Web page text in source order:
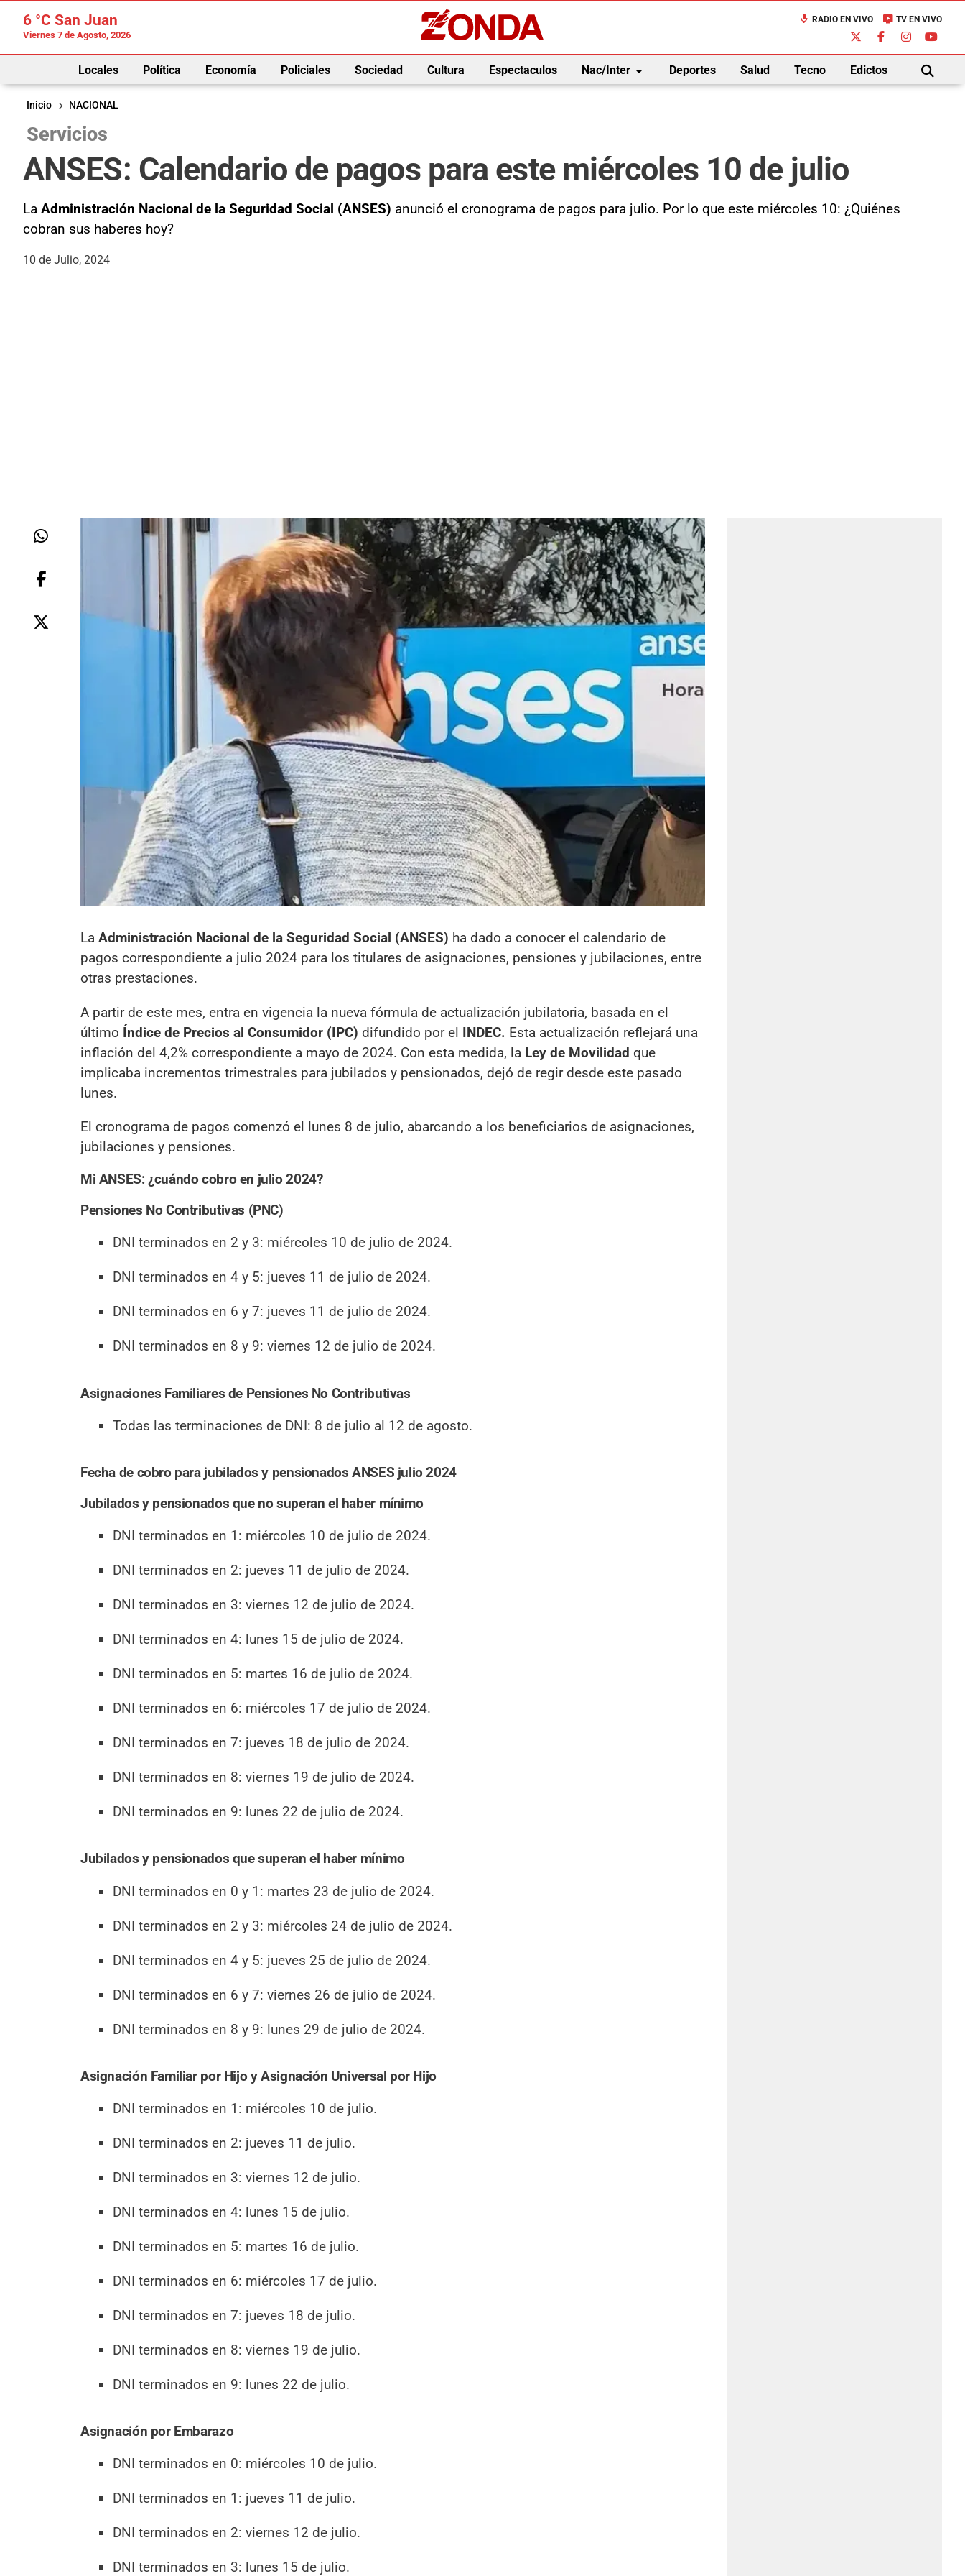
6 °C San Juan
Viernes 7 de Agosto, 2026
mic RADIO EN VIVO live_tv TV EN VIVO
Locales Política Economía Policiales Sociedad Cultura Espectaculos Nac/Interarrow_drop_down Deportes Salud Tecno Edictos
BUSCAR
Inicio
NACIONAL
Servicios
ANSES: Calendario de pagos para este miércoles 10 de julio
La Administración Nacional de la Seguridad Social (ANSES) anunció el cronograma de pagos para julio. Por lo que este miércoles 10: ¿Quiénes
cobran sus haberes hoy?
10 de Julio, 2024
La Administración Nacional de la Seguridad Social (ANSES) ha dado a conocer el calendario de
pagos correspondiente a julio 2024 para los titulares de asignaciones, pensiones y jubilaciones, entre
otras prestaciones.
A partir de este mes, entra en vigencia la nueva fórmula de actualización jubilatoria, basada en el
último Índice de Precios al Consumidor (IPC) difundido por el INDEC. Esta actualización reflejará una
inflación del 4,2% correspondiente a mayo de 2024. Con esta medida, la Ley de Movilidad que
implicaba incrementos trimestrales para jubilados y pensionados, dejó de regir desde este pasado
lunes.
El cronograma de pagos comenzó el lunes 8 de julio, abarcando a los beneficiarios de asignaciones,
jubilaciones y pensiones.
Mi ANSES: ¿cuándo cobro en julio 2024?
Pensiones No Contributivas (PNC)
DNI terminados en 2 y 3: miércoles 10 de julio de 2024.
DNI terminados en 4 y 5: jueves 11 de julio de 2024.
DNI terminados en 6 y 7: jueves 11 de julio de 2024.
DNI terminados en 8 y 9: viernes 12 de julio de 2024.
Asignaciones Familiares de Pensiones No Contributivas
Todas las terminaciones de DNI: 8 de julio al 12 de agosto.
Fecha de cobro para jubilados y pensionados ANSES julio 2024
Jubilados y pensionados que no superan el haber mínimo
DNI terminados en 1: miércoles 10 de julio de 2024.
DNI terminados en 2: jueves 11 de julio de 2024.
DNI terminados en 3: viernes 12 de julio de 2024.
DNI terminados en 4: lunes 15 de julio de 2024.
DNI terminados en 5: martes 16 de julio de 2024.
DNI terminados en 6: miércoles 17 de julio de 2024.
DNI terminados en 7: jueves 18 de julio de 2024.
DNI terminados en 8: viernes 19 de julio de 2024.
DNI terminados en 9: lunes 22 de julio de 2024.
Jubilados y pensionados que superan el haber mínimo
DNI terminados en 0 y 1: martes 23 de julio de 2024.
DNI terminados en 2 y 3: miércoles 24 de julio de 2024.
DNI terminados en 4 y 5: jueves 25 de julio de 2024.
DNI terminados en 6 y 7: viernes 26 de julio de 2024.
DNI terminados en 8 y 9: lunes 29 de julio de 2024.
Asignación Familiar por Hijo y Asignación Universal por Hijo
DNI terminados en 1: miércoles 10 de julio.
DNI terminados en 2: jueves 11 de julio.
DNI terminados en 3: viernes 12 de julio.
DNI terminados en 4: lunes 15 de julio.
DNI terminados en 5: martes 16 de julio.
DNI terminados en 6: miércoles 17 de julio.
DNI terminados en 7: jueves 18 de julio.
DNI terminados en 8: viernes 19 de julio.
DNI terminados en 9: lunes 22 de julio.
Asignación por Embarazo
DNI terminados en 0: miércoles 10 de julio.
DNI terminados en 1: jueves 11 de julio.
DNI terminados en 2: viernes 12 de julio.
DNI terminados en 3: lunes 15 de julio.